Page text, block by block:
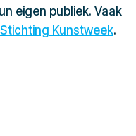
eigen publiek. Vaak
Stichting Kunstweek.